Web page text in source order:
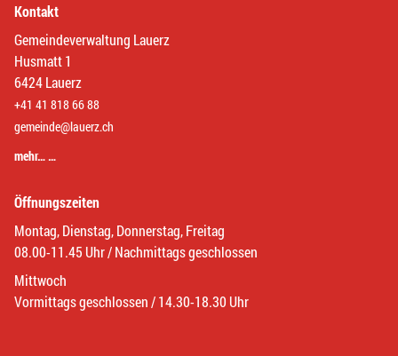
Kontakt
Gemeindeverwaltung Lauerz
Husmatt 1
6424 Lauerz
+41 41 818 66 88
gemeinde@lauerz.ch
mehr… …
Öffnungszeiten
Montag, Dienstag, Donnerstag, Freitag
08.00-11.45 Uhr / Nachmittags geschlossen
Mittwoch
Vormittags geschlossen / 14.30-18.30 Uhr